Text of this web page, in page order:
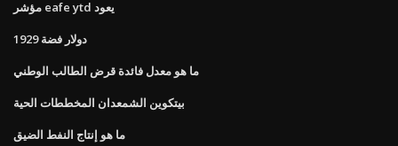
مؤشر eafe ytd يعود
1929 دولار فضة
ما هو معدل فائدة قرض الطالب الوطني
بيتكوين الشمعدان المخططات الحية
ما هو إنتاج النفط الضيق